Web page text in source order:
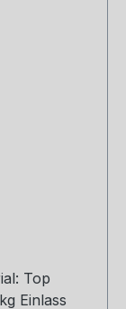
Top
Einlass